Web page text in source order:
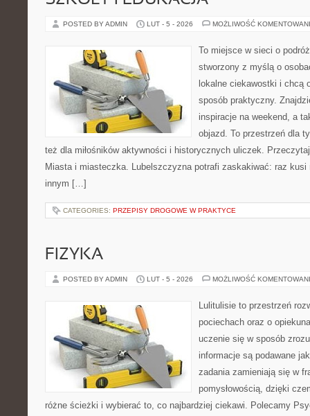
POSTED BY ADMIN LUT - 5 - 2026 MOŻLIWOŚĆ
To miejsce w sieci o
stworzony z myślą o
lokalne ciekawostki i chcą
sposób praktyczny.
inspiracje na weekend, a
objazd. To przestrzeń dla
też dla miłośników aktywności i historycznych uliczek.
Miasta i miasteczka. Lubelszczyzna potrafi zaskakiwać: raz
innym […]
CATEGORIES: PRZEPISY DROGOWE W PRAKTYCE
FIZYKA
POSTED BY ADMIN LUT - 5 - 2026 MOŻLIWOŚĆ
Lulitulisie to przestrzeń
pociechach oraz o
uczenie się w sposób
informacje są podawane
zadania zamieniają się w
pomysłowością, dzięki
różne ścieżki i wybierać to, co najbardziej ciekawi. Polecamy